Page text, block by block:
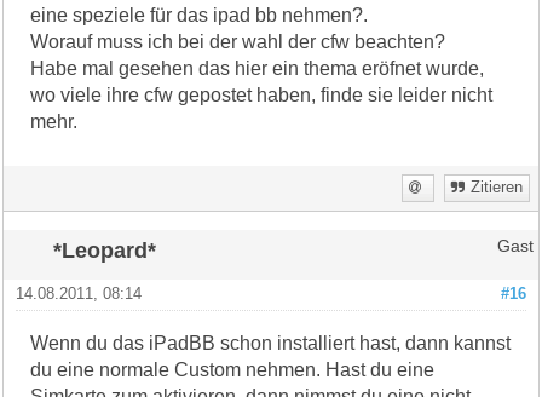
eine speziele für das ipad bb nehmen?.
Worauf muss ich bei der wahl der cfw beachten?
Habe mal gesehen das hier ein thema eröfnet wurde,
wo viele ihre cfw gepostet haben, finde sie leider nicht
mehr.
Zitieren
*Leopard* Gast
#16
14.08.2011, 08:14
Wenn du das iPadBB schon installiert hast, dann kannst
du eine normale Custom nehmen. Hast du eine